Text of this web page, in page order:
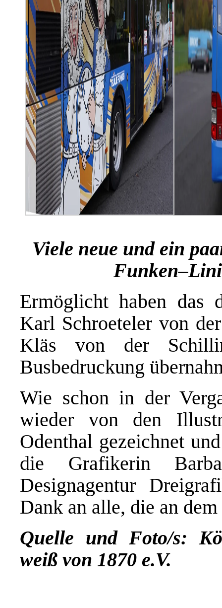
Viele neue und ein
Funken–
Ermöglicht haben das
Karl Schroeteler von
Kläs von der
Busbedruckung
Wie schon in der
wieder von den
Odenthal gezeichnet
die Grafikerin
Designagentur
Dank an alle, die an
Quelle und Foto/s:
weiß von 1870 e.V.